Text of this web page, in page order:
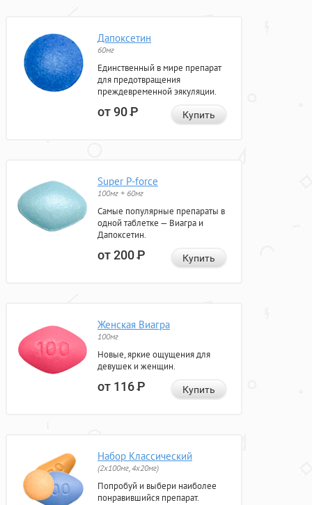
Дапоксетин
60мг
Единственный в мире препарат
для предотвращения
преждевременной эякуляции.
от 90Р Купить
Super P-force
100мг + 60мг
Самые популярные препараты в
одной таблетке — Виагра и
Дапоксетин.
от 200Р Купить
Женская Виагра
100мг
Новые, яркие ощущения для
девушек и женщин.
от 116Р Купить
Набор Классический
(2x100мг, 4x20мг)
Попробуй и выбери наиболее
понравившийся препарат.